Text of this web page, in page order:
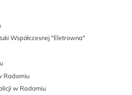
Współczesnej "Eletrowna"
Radomiu
w Radomiu